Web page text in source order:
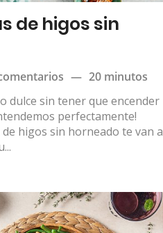
de higos sin
— 20 minutos
dulce sin tener que encender
perfectamente!
higos sin horneado te van a